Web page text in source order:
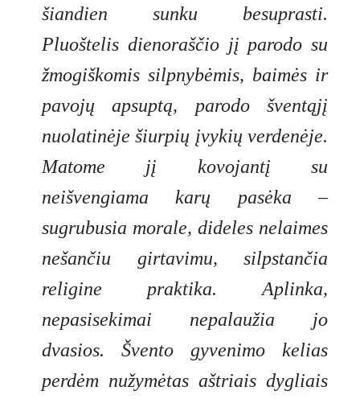
šiandien sunku besuprasti.
Pluoštelis dienoraščio jį parodo su
žmogiškomis silpnybėmis, baimės ir
pavojų apsuptą, parodo šventąjį
nuolatinėje šiurpių įvykių verdenėje.
Matome jį kovojantį su
neišvengiama karų pasėka –
sugrubusia morale, dideles nelaimes
nešančiu girtavimu, silpstančia
religine praktika. Aplinka,
nepasisekimai nepalaužia jo
dvasios. Švento gyvenimo kelias
perdėm nužymėtas aštriais dygliais